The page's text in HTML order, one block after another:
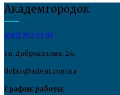
Академгородок
(097) 702 03 03
ул. Доброхотова, 24,
dobro@adent.com.ua
График работы: